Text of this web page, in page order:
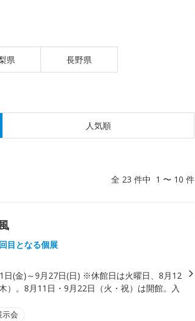
県 長野県
人気順
全 23 件中 1 〜 10 件
目となる個展
日(金)～9月27日(日) ※休館日は火曜日、8月12
）。8月11日・9月22日（火・祝）は開館。入
会